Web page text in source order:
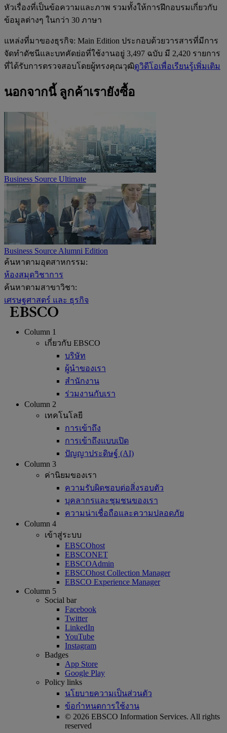
หัวเรื่องที่เป็นข้อความและภาพ รวมทั้งให้การฝึกอบรมเกี่ยวกับ
ข้อมูลต่างๆ ในกว่า 30 ภาษา
แหล่งที่มาของธุรกิจ: Main Edition ประกอบด้วยวารสารที่มีการ
จัดทำดัชนีและบทคัดย่อที่ใช้งานอยู่ 3,497 ฉบับ มี 2,420 รายการ
ที่ได้รับการตรวจสอบโดยผู้ทรงคุณวุฒิดูวิดีโอเพื่อเรียนรู้เพิ่มเติม
นอกจากนี้ ลูกค้าเรายังซื้อ
Business Source Ultimate
Business Source Alumni Edition
ค้นหาตามอุตสาหกรรม:
ห้องสมุดวิชาการ
ค้นหาตามสาขาวิชา:
เศรษฐศาสตร์ และ ธุรกิจ
Column 1
เกี่ยวกับ EBSCO
บริษัท
ผู้นำของเรา
สำนักงาน
ร่วมงานกับเรา
Column 2
เทคโนโลยี
การเข้าถึง
การเข้าถึงแบบเปิด
ปัญญาประดิษฐ์ (AI)
Column 3
ค่านิยมของเรา
ความรับผิดชอบต่อสิ่งรอบตัว
บุคลากรและชุมชนของเรา
ความน่าเชื่อถือและความปลอดภัย
Column 4
เข้าสู่ระบบ
EBSCOhost
EBSCONET
EBSCOAdmin
EBSCOhost Collection Manager
EBSCO Experience Manager
Column 5
Social bar
Facebook
Twitter
LinkedIn
YouTube
Instagram
Badges
App Store
Google Play
Policy links
นโยบายความเป็นส่วนตัว
ข้อกำหนดการใช้งาน
© 2026 EBSCO Information Services. All rights
reserved